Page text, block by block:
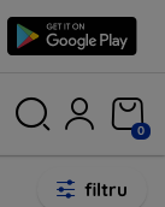
0
filtru